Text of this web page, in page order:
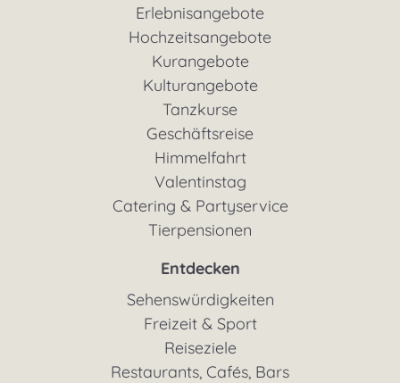
Erlebnisangebote
Hochzeitsangebote
Kurangebote
Kulturangebote
Tanzkurse
Geschäftsreise
Himmelfahrt
Valentinstag
Catering & Partyservice
Tierpensionen
Entdecken
Sehenswürdigkeiten
Freizeit & Sport
Reiseziele
Restaurants, Cafés, Bars